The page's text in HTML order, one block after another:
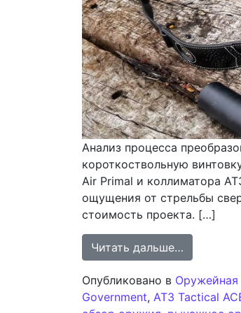
Анализ процесса
короткоствольную
Air Primal и коллиматора
ощущения от стрельбы
стоимость проекта. […]
Читать дальше…
Опубликовано в Оружейная
Government, AT3 Tactical